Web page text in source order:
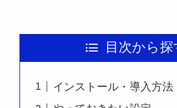
目次から探
インストール・導入方法